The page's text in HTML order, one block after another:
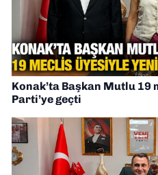
Konak’ta Başkan Mutlu 19
Parti’ye geçti